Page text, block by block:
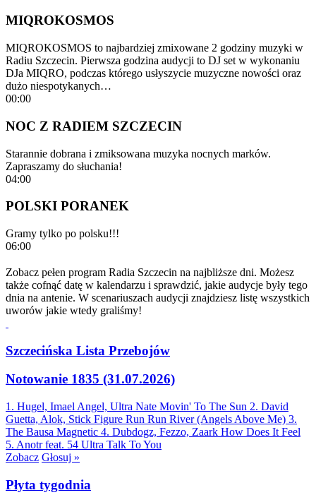
MIQROKOSMOS
MIQROKOSMOS to najbardziej zmixowane 2 godziny muzyki w
Radiu Szczecin. Pierwsza godzina audycji to DJ set w wykonaniu
DJa MIQRO, podczas którego usłyszycie muzyczne nowości oraz
dużo niespotykanych…
00:00
NOC Z RADIEM SZCZECIN
Starannie dobrana i zmiksowana muzyka nocnych marków.
Zapraszamy do słuchania!
04:00
POLSKI PORANEK
Gramy tylko po polsku!!!
06:00
Zobacz pełen program Radia Szczecin na najbliższe dni. Możesz
także cofnąć datę w kalendarzu i sprawdzić, jakie audycje były tego
dnia na antenie. W scenariuszach audycji znajdziesz listę wszystkich
uworów jakie wtedy graliśmy!
Szczecińska Lista Przebojów
Notowanie 1835 (31.07.2026)
1. Hugel, Imael Angel, Ultra Nate Movin' To The Sun 2. David
Guetta, Alok, Stick Figure Run Run River (Angels Above Me) 3.
The Bausa Magnetic 4. Dubdogz, Fezzo, Zaark How Does It Feel
5. Anotr feat. 54 Ultra Talk To You
Zobacz Głosuj »
Płyta tygodnia